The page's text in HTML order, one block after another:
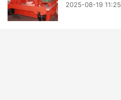
2025-08-19 11:25